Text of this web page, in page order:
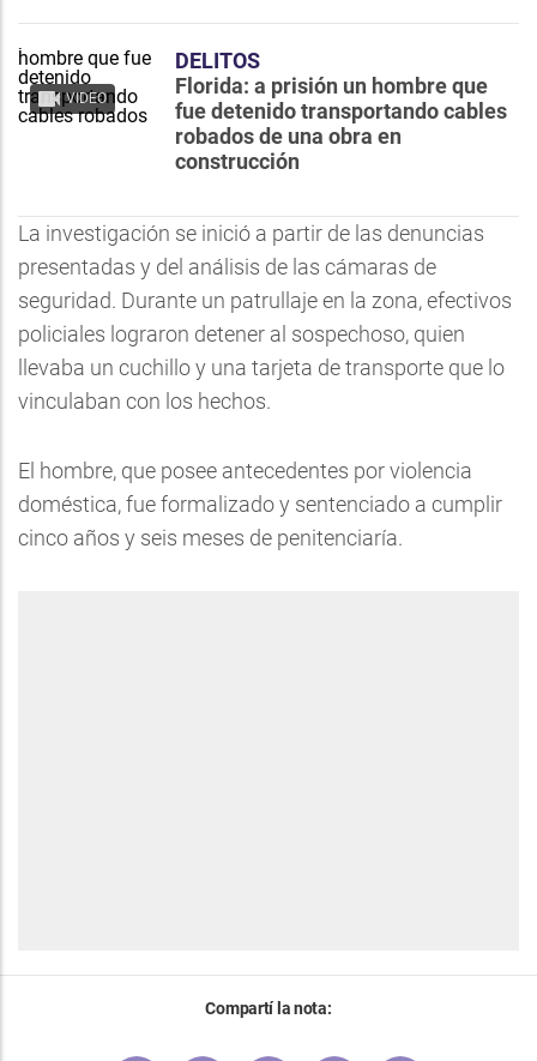
VIDEO
DELITOS
Florida: a prisión un hombre que
fue detenido transportando cables
robados de una obra en
construcción
La investigación se inició a partir de las denuncias
presentadas y del análisis de las cámaras de
seguridad. Durante un patrullaje en la zona, efectivos
policiales lograron detener al sospechoso, quien
llevaba un cuchillo y una tarjeta de transporte que lo
vinculaban con los hechos.
El hombre, que posee antecedentes por violencia
doméstica, fue formalizado y sentenciado a cumplir
cinco años y seis meses de penitenciaría.
Compartí la nota: